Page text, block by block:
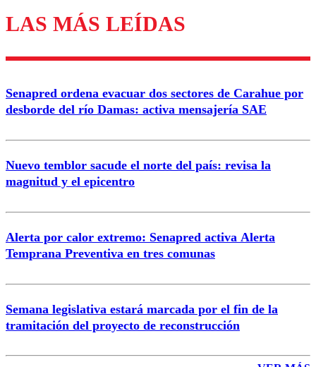
Los comentarios son moderados para garantizar un
diálogo respetuoso.
Correo
LAS MÁS LEÍDAS
Senapred ordena evacuar dos sectores de Carahue por
desborde del río Damas: activa mensajería SAE
Nuevo temblor sacude el norte del país: revisa la
magnitud y el epicentro
Alerta por calor extremo: Senapred activa Alerta
Temprana Preventiva en tres comunas
Semana legislativa estará marcada por el fin de la
tramitación del proyecto de reconstrucción